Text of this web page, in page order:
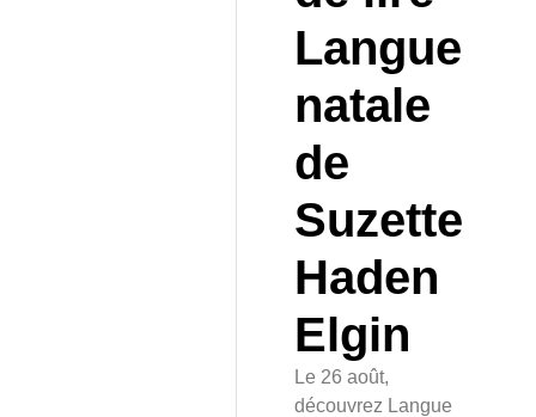
Langue
natale
de
Suzette
Haden
Elgin
Le 26 août,
découvrez Langue